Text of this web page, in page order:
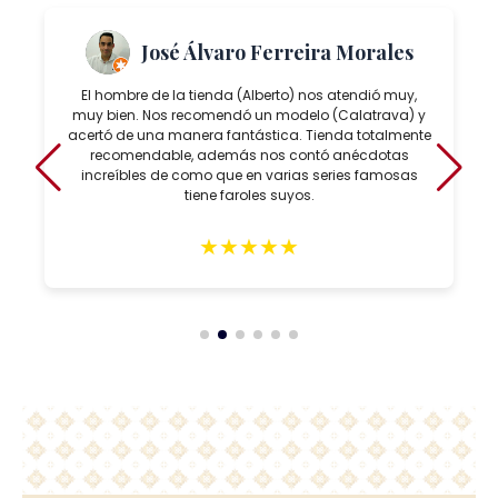
José Álvaro Ferreira Morales
El hombre de la tienda (Alberto) nos atendió muy,
muy bien. Nos recomendó un modelo (Calatrava) y
acertó de una manera fantástica. Tienda totalmente
recomendable, además nos contó anécdotas
increíbles de como que en varias series famosas
tiene faroles suyos.
★★★★★